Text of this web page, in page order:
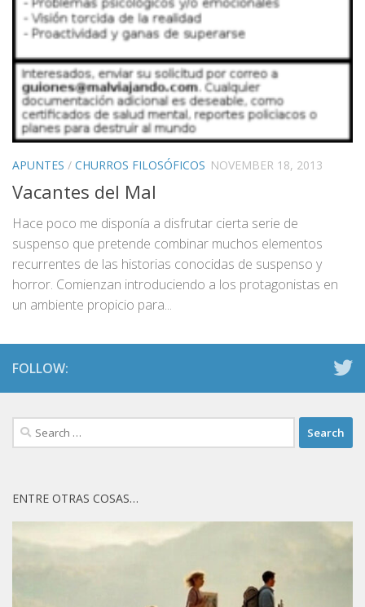
APUNTES / CHURROS FILOSÓFICOS NOVEMBER 18, 2013
Vacantes del Mal
Hace poco me disponía a disfrutar cierta serie de
suspenso que pretende combinar muchos elementos
recurrentes de las historias conocidas de suspenso y
horror. Comienzan introduciendo a los protagonistas en
un ambiente propicio para...
FOLLOW:
Search
for:
ENTRE OTRAS COSAS…